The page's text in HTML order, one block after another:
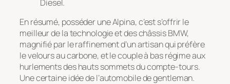
Diesel.
En résumé, posséder une Alpina, c’est s’offrir le
meilleur de la technologie et des châssis BMW,
magnifié par le raffinement d’un artisan qui préfère
le velours au carbone, et le couple à bas régime aux
hurlements des hauts sommets du compte-tours.
Une certaine idée de l’automobile de gentleman.